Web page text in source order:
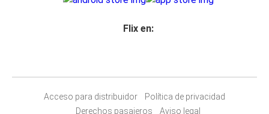
Flix en:
Acceso para distribuidor
Política de privacidad
Derechos pasajeros
Aviso legal